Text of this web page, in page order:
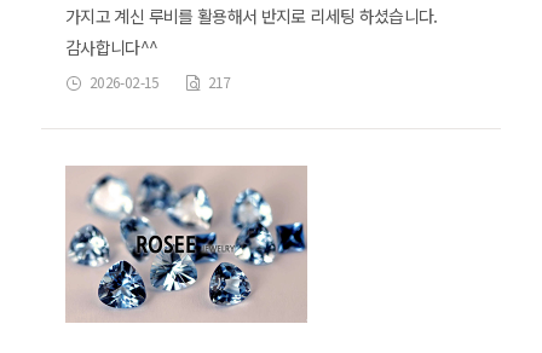
가지고 계신 루비를 활용해서 반지로 리세팅 하셨습니다.
감사합니다^^
2026-02-15 217